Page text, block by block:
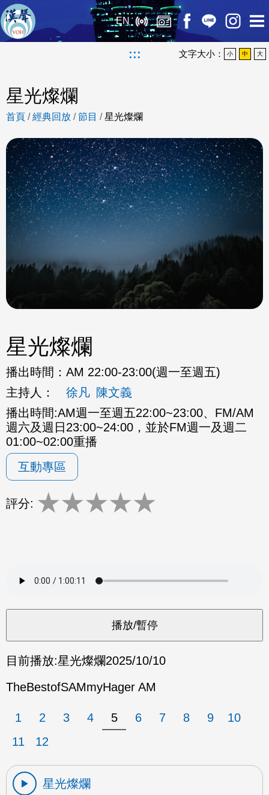
EN
::: 文字大小： 小 中 大
星光燦爛
首頁 /經典回放 /節目 /星光燦爛
星光燦爛
播出時間： AM 22:00-23:00(週一至週五)
主持人：
徐凡 陳文義
播出時間:AM週一至週五22:00~23:00、FM/AM
週六及週日23:00~24:00，並於FM週一及週二
01:00~02:00重播
互動專區
評分: ★★★★★
目前播放:星光燦爛2025/10/10
TheBestofSAMmyHager AM
1 2 3 4 5 6 7 8 9
10
11
12
星光燦爛